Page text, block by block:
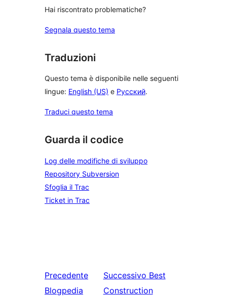
Hai riscontrato problematiche?
Segnala questo tema
Traduzioni
Questo tema è disponibile nelle seguenti
lingue: English (US) e Русский.
Traduci questo tema
Guarda il codice
Log delle modifiche di sviluppo
Repository Subversion
Sfoglia il Trac
Ticket in Trac
Precedente
Blogpedia
Successivo Best
Construction